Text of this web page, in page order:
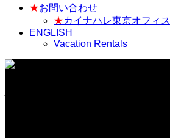
★お問い合わせ
★カイナハレ東京オフィス
ENGLISH
Vacation Rentals